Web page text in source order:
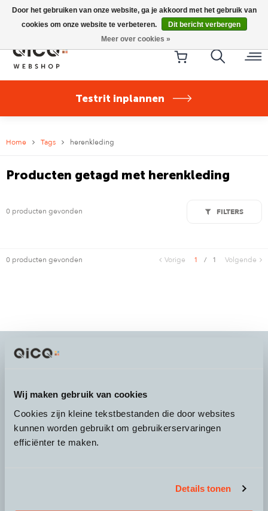
Wij maken gebruik van cookies
Cookies zijn kleine tekstbestanden die door websites
kunnen worden gebruikt om gebruikerservaringen
efficiënter te maken.
Details tonen
Riese & Müller Nevo5 Silent Core nu direct uit voorraad
leverbaar!
Testrit inplannen
Home Tags herenkleding
Producten getagd met herenkleding
0 producten gevonden FILTERS
0 producten gevonden Vorige 1 / 1 Volgende
Over QicQ
Door het gebruiken van onze website, ga je akkoord met het gebruik van
cookies om onze website te verbeteren.
Dit bericht verbergen
Meer over cookies »